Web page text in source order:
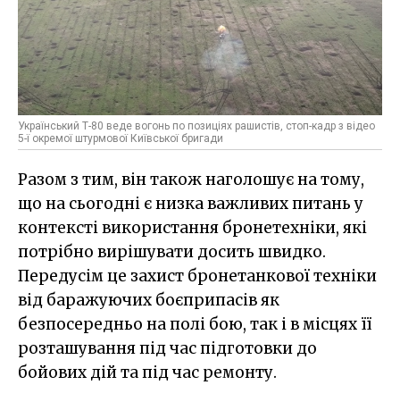
Український Т-80 веде вогонь по позиціях рашистів, стоп-кадр з відео
5-ї окремої штурмової Київської бригади
Разом з тим, він також наголошує на тому,
що на сьогодні є низка важливих питань у
контексті використання бронетехніки, які
потрібно вирішувати досить швидко.
Передусім це захист бронетанкової техніки
від баражуючих боєприпасів як
безпосередньо на полі бою, так і в місцях її
розташування під час підготовки до
бойових дій та під час ремонту.